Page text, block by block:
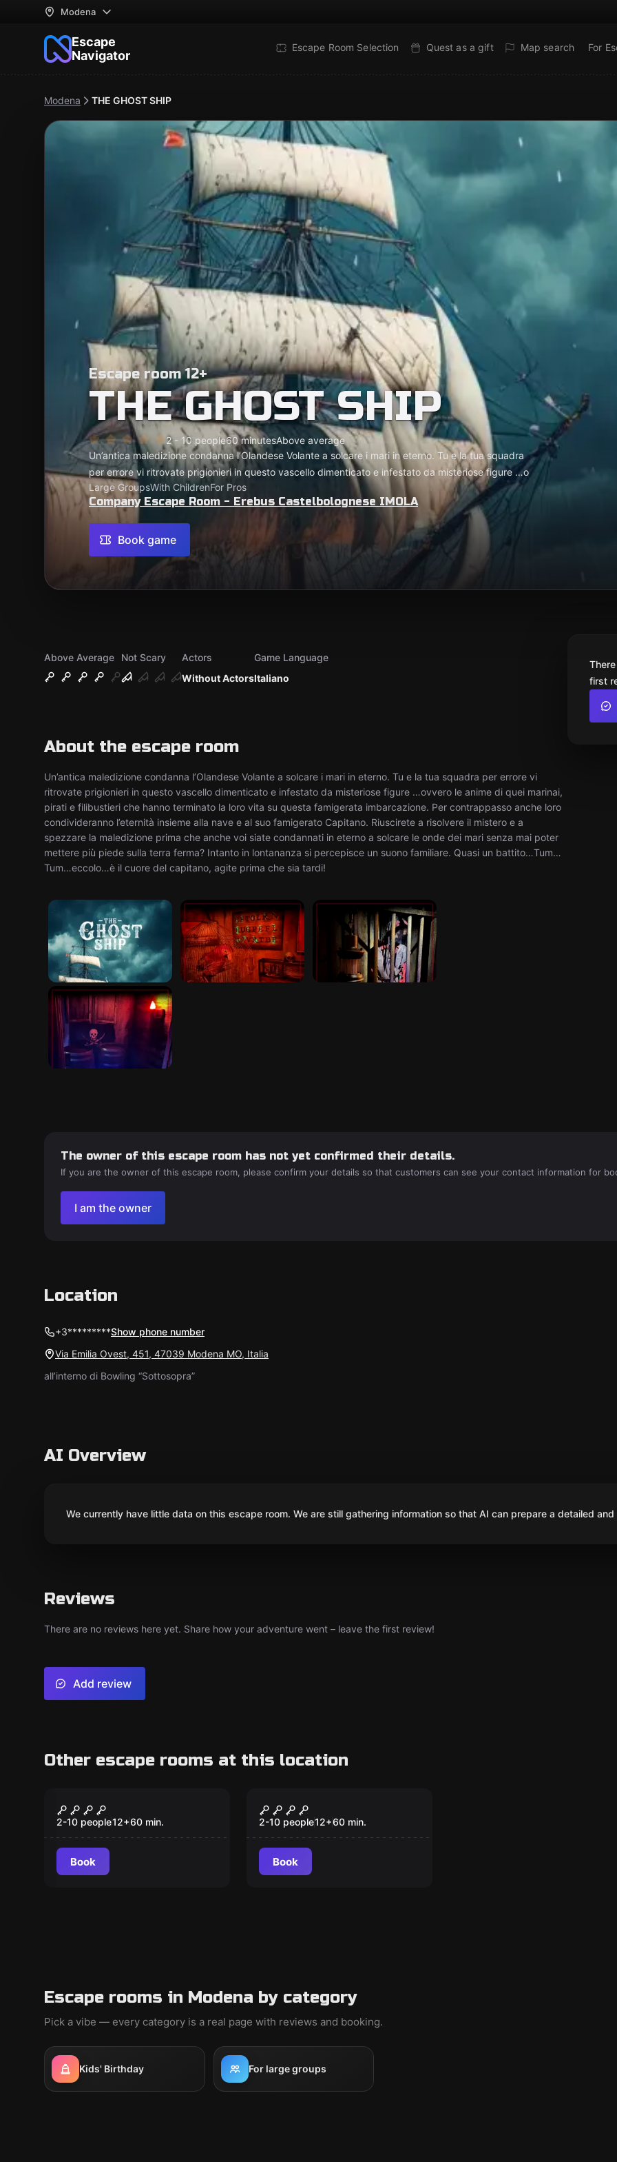
Modena
Escape
Navigator
Escape Room Selection Quest as a gift Map search For
Modena THE GHOST SHIP
Escape room 12+
THE GHOST SHIP
2 - 10 people60 minutesAbove average
Un’antica maledizione condanna l’Olandese Volante a solcare i mari in eterno. Tu e la tua squadra
per errore vi ritrovate prigionieri in questo vascello dimenticato e infestato da misteriose figure …o
Large GroupsWith ChildrenFor Pros
Company Escape Room - Erebus Castelbolognese IMOLA
Book game
Above Average
Not Scary
Without Actors
Actors
Italiano
Game Language
About the escape room
Un’antica maledizione condanna l’Olandese Volante a solcare i mari in eterno. Tu e la tua squadra per errore vi
ritrovate prigionieri in questo vascello dimenticato e infestato da misteriose figure …ovvero le anime di quei marinai,
pirati e filibustieri che hanno terminato la loro vita su questa famigerata imbarcazione. Per contrappasso anche loro
condivideranno l’eternità insieme alla nave e al suo famigerato Capitano. Riuscirete a risolvere il mistero e a
spezzare la maledizione prima che anche voi siate condannati in eterno a solcare le onde dei mari senza mai poter
mettere più piede sulla terra ferma? Intanto in lontananza si percepisce un suono familiare. Quasi un battito…Tum…
Tum…eccolo…è il cuore del capitano, agite prima che sia tardi!
first
The owner of this escape room has not yet confirmed their details.
If you are the owner of this escape room, please confirm your details so that customers can see your contact information for
I am the owner
Location
+3*********Show phone number
Via Emilia Ovest, 451, 47039 Modena MO, Italia
all’interno di Bowling “Sottosopra”
AI Overview
We currently have little data on this escape room. We are still gathering information so that AI can prepare a detailed
Reviews
There are no reviews here yet. Share how your adventure went – leave the first review!
Add review
Other escape rooms at this location
SQUID ROOM
2-10 people12+60 min.
Book
CREEPY CIRCUS
2-10 people12+60 min.
Book
Escape rooms in Modena by category
Pick a vibe — every category is a real page with reviews and booking.
Kids' Birthday For large groups